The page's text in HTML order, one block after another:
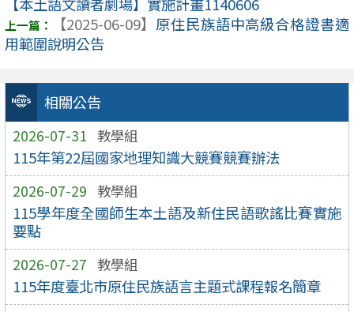
相關公告
2026-07-31 教學組
115年第22屆國家地理知識大競賽競賽辦法
2026-07-29 教學組
115學年度全國師生本土語及新住民語歌謠比賽實施
要點
2026-07-27 教學組
115年度臺北市原住民族語言主題式課程報名簡章
【本土語文讀者劇場】實施計畫1140606
【2025-06-09】 原住民族語中高級合格證書適
用範圍說明公告